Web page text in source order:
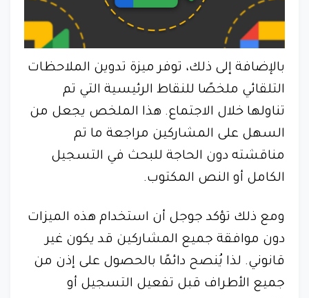
بالإضافة إلى ذلك، توفر ميزة تدوين الملاحظات
التلقائي ملخصًا للنقاط الرئيسية التي تم
تناولها خلال الاجتماع. هذا الملخص يجعل من
السهل على المشاركين مراجعة ما تم
مناقشته دون الحاجة للبحث في التسجيل
الكامل أو النص المكتوب.
ومع ذلك تؤكد جوجل أن استخدام هذه الميزات
دون موافقة جميع المشاركين قد يكون غير
قانوني. لذا يُنصح دائمًا بالحصول على إذن من
جميع الأطراف قبل تفعيل التسجيل أو